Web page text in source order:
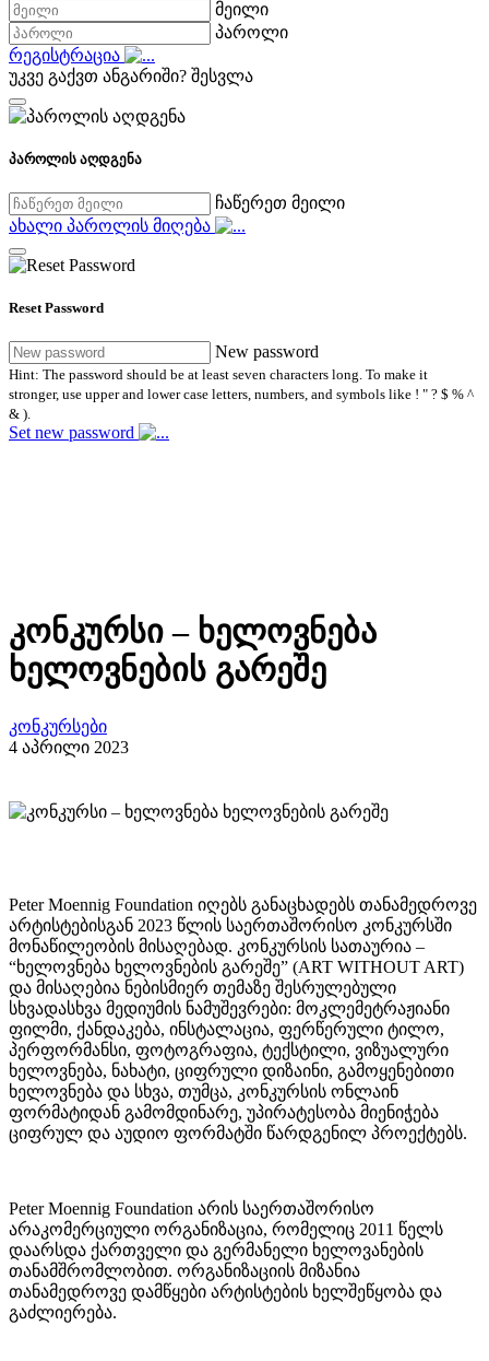
მეილი
პაროლი
რეგისტრაცია
უკვე გაქვთ ანგარიში? შესვლა
პაროლის აღდგენა
ჩაწერეთ მეილი
ახალი პაროლის მიღება
Reset Password
New password
Hint: The password should be at least seven characters long. To make it
stronger, use upper and lower case letters, numbers, and symbols like ! " ? $ % ^
& ).
Set new password
კონკურსი – ხელოვნება
ხელოვნების გარეშე
კონკურსები
4 აპრილი 2023
Peter Moennig Foundation იღებს განაცხადებს თანამედროვე
არტისტებისგან 2023 წლის საერთაშორისო კონკურსში
მონაწილეობის მისაღებად. კონკურსის სათაურია –
“ხელოვნება ხელოვნების გარეშე” (ART WITHOUT ART)
და მისაღებია ნებისმიერ თემაზე შესრულებული
სხვადასხვა მედიუმის ნამუშევრები: მოკლემეტრაჟიანი
ფილმი, ქანდაკება, ინსტალაცია, ფერწერული ტილო,
პერფორმანსი, ფოტოგრაფია, ტექსტილი, ვიზუალური
ხელოვნება, ნახატი, ციფრული დიზაინი, გამოყენებითი
ხელოვნება და სხვა, თუმცა, კონკურსის ონლაინ
ფორმატიდან გამომდინარე, უპირატესობა მიენიჭება
ციფრულ და აუდიო ფორმატში წარდგენილ პროექტებს.
Peter Moennig Foundation არის საერთაშორისო
არაკომერციული ორგანიზაცია, რომელიც 2011 წელს
დაარსდა ქართველი და გერმანელი ხელოვანების
თანამშრომლობით. ორგანიზაციის მიზანია
თანამედროვე დამწყები არტისტების ხელშეწყობა და
გაძლიერება.